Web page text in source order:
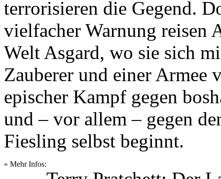
terrorisieren die Gegend.
vielfacher Warnung reisen
Welt Asgard, wo sie sich
Zauberer und einer Armee
epischer Kampf gegen
und – vor allem – gegen
Fiesling selbst beginnt.
» Mehr Infos: